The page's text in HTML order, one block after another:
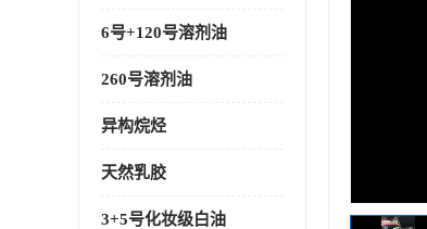
6号+120号溶剂油
260号溶剂油
异构烷烃
天然乳胶
3+5号化妆级白油